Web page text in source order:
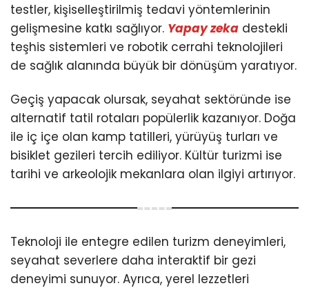
testler, kişiselleştirilmiş tedavi yöntemlerinin
gelişmesine katkı sağlıyor. Yapay zeka destekli
teşhis sistemleri ve robotik cerrahi teknolojileri
de sağlık alanında büyük bir dönüşüm yaratıyor.
Geçiş yapacak olursak, seyahat sektöründe ise
alternatif tatil rotaları popülerlik kazanıyor. Doğa
ile iç içe olan kamp tatilleri, yürüyüş turları ve
bisiklet gezileri tercih ediliyor. Kültür turizmi ise
tarihi ve arkeolojik mekanlara olan ilgiyi artırıyor.
Teknoloji ile entegre edilen turizm deneyimleri,
seyahat severlere daha interaktif bir gezi
deneyimi sunuyor. Ayrıca, yerel lezzetleri